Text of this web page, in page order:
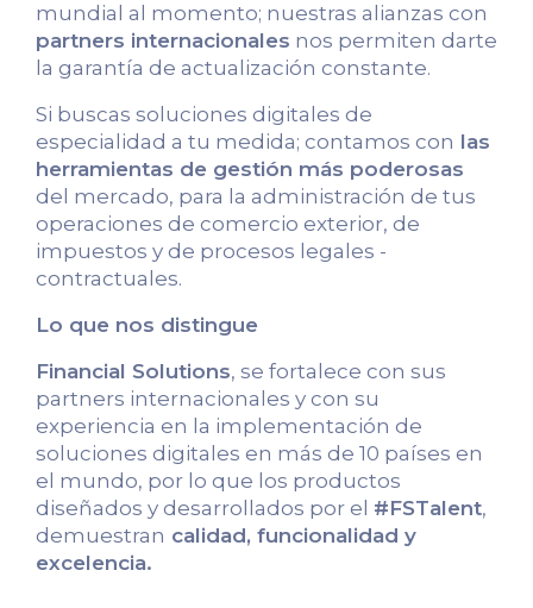
mundial al momento; nuestras alianzas con
partners internacionales nos permiten darte
la garantía de actualización constante.
Si buscas soluciones digitales de
especialidad a tu medida; contamos con las
herramientas de gestión más poderosas
del mercado, para la administración de tus
operaciones de comercio exterior, de
impuestos y de procesos legales -
contractuales.
Lo que nos distingue
Financial Solutions, se fortalece con sus
partners internacionales y con su
experiencia en la implementación de
soluciones digitales en más de 10 países en
el mundo, por lo que los productos
diseñados y desarrollados por el #FSTalent,
demuestran calidad, funcionalidad y
excelencia.